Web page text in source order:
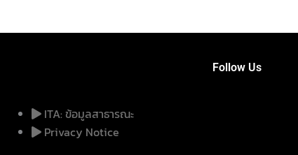
ITA: ข้อมูลสาธารณะ
Privacy Notice
Follow Us